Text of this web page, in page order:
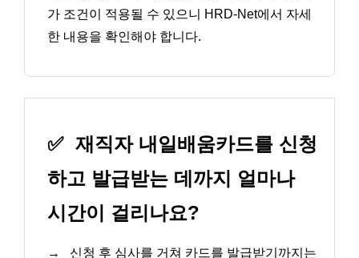
가 조건이 적용될 수 있으니 HRD-Net에서 자세
한 내용을 확인해야 합니다.
✅ 재직자 내일배움카드를 신청
하고 발급받는 데까지 얼마나
시간이 걸리나요?
→
신청 후 심사를 거쳐 카드를 발급받기까지는